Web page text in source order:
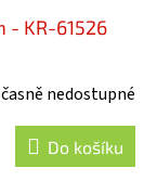
- KR-61526
nedostupné
Do košíku